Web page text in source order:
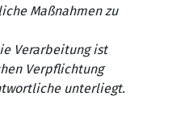
Maßnahmen zu
Verarbeitung ist
Verpflichtung
unterliegt.